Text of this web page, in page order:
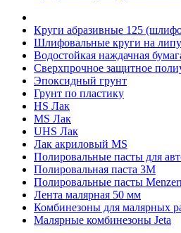
Круги абразивные 125
Шлифовальные круги на
Водостойкая наждачная
Сверхпрочное защитное
Эпоксидный грунт
Грунт по пластику
HS Лак
MS Лак
UHS Лак
Лак акриловый MS
Полировальные пасты для
Полировальная паста 3М
Полировальные пасты
Лента малярная 50 мм
Комбинезоны для малярных
Малярные комбинезоны Jeta